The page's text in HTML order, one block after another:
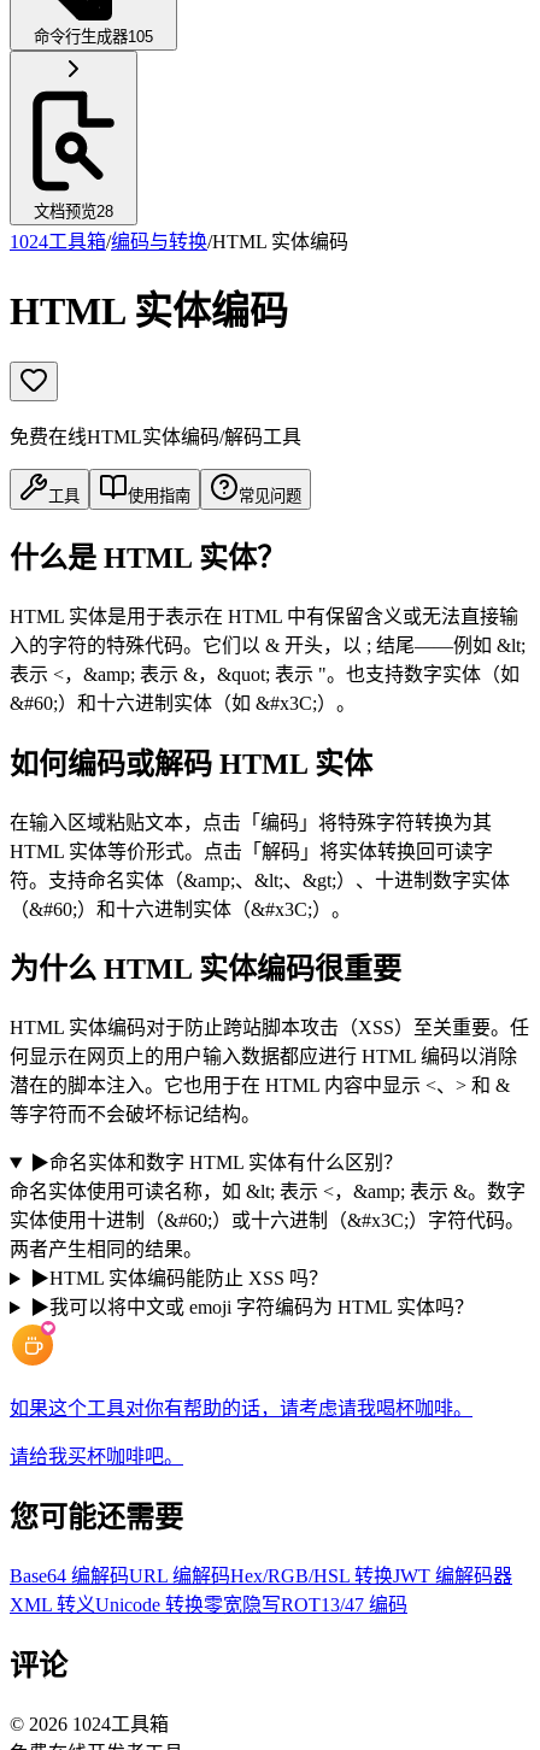
命令行生成器105
文档预览28
1024工具箱/编码与转换/HTML 实体编码
HTML 实体编码
免费在线HTML实体编码/解码工具
工具 使用指南 常见问题
什么是 HTML 实体？
HTML 实体是用于表示在 HTML 中有保留含义或无法直接输
入的字符的特殊代码。它们以 & 开头，以 ; 结尾——例如 &lt;
表示 <，&amp; 表示 &，&quot; 表示 "。也支持数字实体（如
&#60;）和十六进制实体（如 &#x3C;）。
如何编码或解码 HTML 实体
在输入区域粘贴文本，点击「编码」将特殊字符转换为其
HTML 实体等价形式。点击「解码」将实体转换回可读字
符。支持命名实体（&amp;、&lt;、&gt;）、十进制数字实体
（&#60;）和十六进制实体（&#x3C;）。
为什么 HTML 实体编码很重要
HTML 实体编码对于防止跨站脚本攻击（XSS）至关重要。任
何显示在网页上的用户输入数据都应进行 HTML 编码以消除
潜在的脚本注入。它也用于在 HTML 内容中显示 <、> 和 &
等字符而不会破坏标记结构。
▶命名实体和数字 HTML 实体有什么区别？
命名实体使用可读名称，如 &lt; 表示 <，&amp; 表示 &。数字
实体使用十进制（&#60;）或十六进制（&#x3C;）字符代码。
两者产生相同的结果。
▶HTML 实体编码能防止 XSS 吗？
▶我可以将中文或 emoji 字符编码为 HTML 实体吗？
如果这个工具对你有帮助的话，请考虑请我喝杯咖啡。
请给我买杯咖啡吧。
您可能还需要
Base64 编解码URL 编解码Hex/RGB/HSL 转换JWT 编解码器
XML 转义Unicode 转换零宽隐写ROT13/47 编码
评论
© 2026 1024工具箱